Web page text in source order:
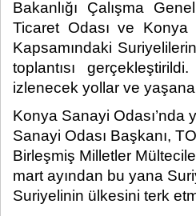
Bakanlığı Çalışma
Ticaret Odası ve Konya
Kapsamındaki
toplantısı
izlenecek yollar ve
Konya Sanayi Odası’nda
Sanayi Odası Başkanı,
Birleşmiş Milletler
mart ayından bu yana
Suriyelinin ülkesini terk